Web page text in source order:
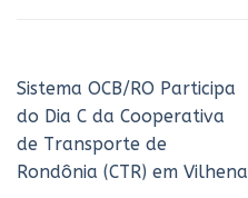
Sistema OCB/RO Participa
do Dia C da Cooperativa
de Transporte de
Rondônia (CTR) em Vilhena